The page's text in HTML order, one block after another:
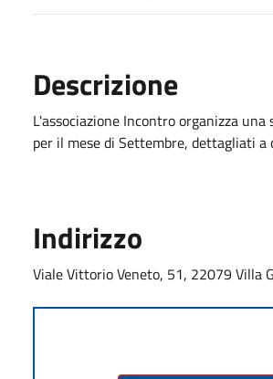
Descrizione
L'associazione Incontro organizza
per il mese di Settembre, dettagliati a
Indirizzo
Viale Vittorio Veneto, 51, 22079 Villa